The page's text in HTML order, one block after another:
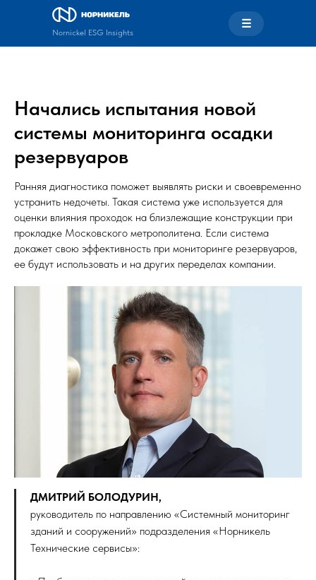
☰
Nornickel ESG Insights
Начались испытания новой
системы мониторинга осадки
резервуаров
Ранняя диагностика поможет выявлять риски и своевременно
устранить недочеты. Такая система уже используется для
оценки влияния проходок на близлежащие конструкции при
прокладке Московского метрополитена. Если система
докажет свою эффективность при мониторинге резервуаров,
ее будут использовать и на других переделах компании.
ДМИТРИЙ БОЛОДУРИН,
руководитель по направлению «Системный мониторинг
зданий и сооружений» подразделения «Норникель
Технические сервисы»: